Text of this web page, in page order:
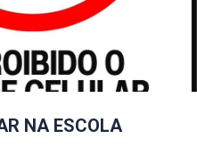
NA ESCOLA